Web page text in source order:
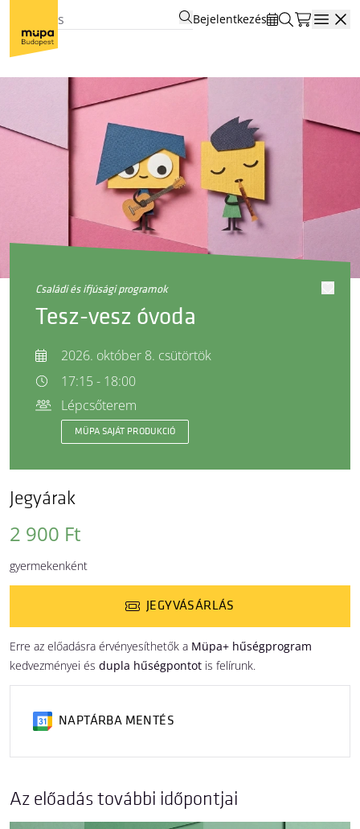
Bejelentkezés
családi és ifjúsági programok
Tesz-vesz óvoda
2026. október 8. csütörtök
17:15 - 18:00
Lépcsőterem
MÜPA SAJÁT PRODUKCIÓ
Jegyárak
2 900 Ft
gyermekenként
JEGYVÁSÁRLÁS
Erre az előadásra érvényesíthetők a Müpa+ hűségprogram
kedvezményei és dupla hűségpontot is felírunk.
NAPTÁRBA MENTÉS
Az előadás további időpontjai